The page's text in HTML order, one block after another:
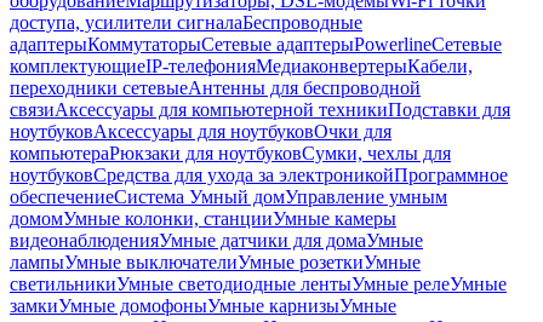
доступа, усилители сигналаБеспроводные
адаптерыКоммутаторыСетевые адаптерыPowerlineСетевые
комплектующиеIP-телефонияМедиаконвертерыКабели,
переходники сетевыеАнтенны для беспроводной
связиАксессуары для компьютерной техникиПодставки для
ноутбуковАксессуары для ноутбуковОчки для
компьютераРюкзаки для ноутбуковСумки, чехлы для
ноутбуковСредства для ухода за электроникойПрограммное
обеспечениеСистема Умный домУправление умным
домомУмные колонки, станцииУмные камеры
видеонаблюденияУмные датчики для домаУмные
лампыУмные выключателиУмные розеткиУмные
светильникиУмные светодиодные лентыУмные релеУмные
замкиУмные домофоныУмные карнизыУмные